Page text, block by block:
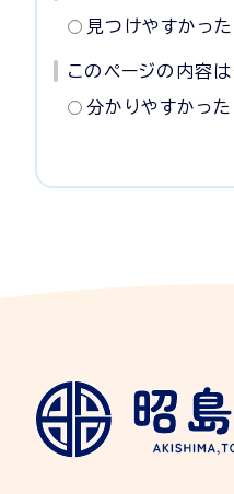
見つけやすかった
このページの内容
分かりやすかった